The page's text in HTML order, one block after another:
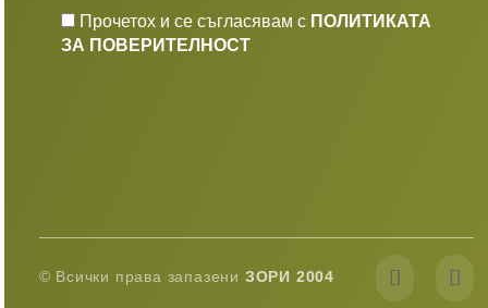
Прочетох и се съгласявам с ПОЛИТИКАТА
ЗА ПОВЕРИТЕЛНОСТ
© Всички права запазени ЗОРИ 2004